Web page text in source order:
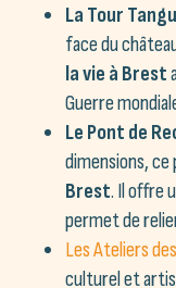
La Tour
face du
la vie à Brest
Guerre
Le Pont de
dimensions,
Brest. Il offre
permet de
Les Ateliers
culturel et